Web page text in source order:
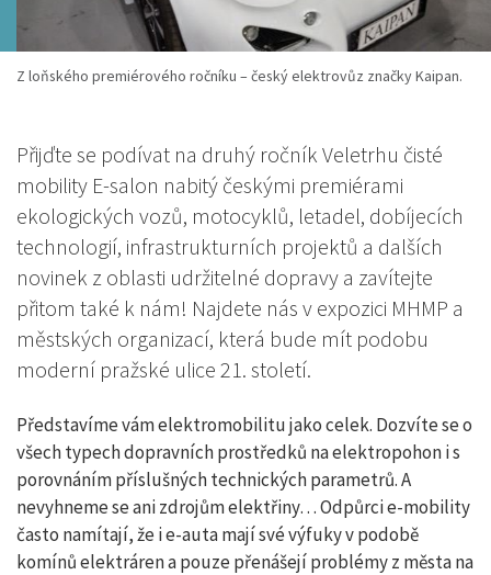
Z loňského premiérového ročníku – český elektrovůz značky Kaipan.
Přijďte se podívat na druhý ročník Veletrhu čisté
mobility E-salon nabitý českými premiérami
ekologických vozů, motocyklů, letadel, dobíjecích
technologií, infrastrukturních projektů a dalších
novinek z oblasti udržitelné dopravy a zavítejte
přitom také k nám! Najdete nás v expozici MHMP a
městských organizací, která bude mít podobu
moderní pražské ulice 21. století.
Představíme vám elektromobilitu jako celek. Dozvíte se o
všech typech dopravních prostředků na elektropohon i s
porovnáním příslušných technických parametrů. A
nevyhneme se ani zdrojům elektřiny… Odpůrci e-mobility
často namítají, že i e-auta mají své výfuky v podobě
komínů elektráren a pouze přenášejí problémy z města na